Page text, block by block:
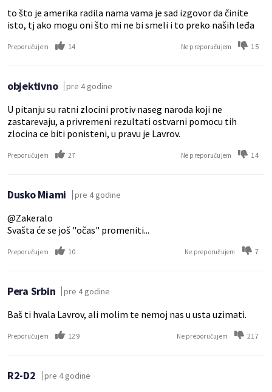
to što je amerika radila nama vama je sad izgovor da činite
isto, tj ako mogu oni što mi ne bi smeli i to preko naših leđa
Preporučujem 14 Ne preporučujem 15
objektivno pre 4 godine
U pitanju su ratni zlocini protiv naseg naroda koji ne
zastarevaju, a privremeni rezultati ostvarni pomocu tih
zlocina ce biti ponisteni, u pravu je Lavrov.
Preporučujem 27 Ne preporučujem 14
Dusko Miami pre 4 godine
@Zakeralo
Svašta će se još "očas" promeniti...
Preporučujem 10 Ne preporučujem 7
Pera Srbin pre 4 godine
Baš ti hvala Lavrov, ali molim te nemoj nas u usta uzimati.
Preporučujem 129 Ne preporučujem 217
R2-D2 pre 4 godine